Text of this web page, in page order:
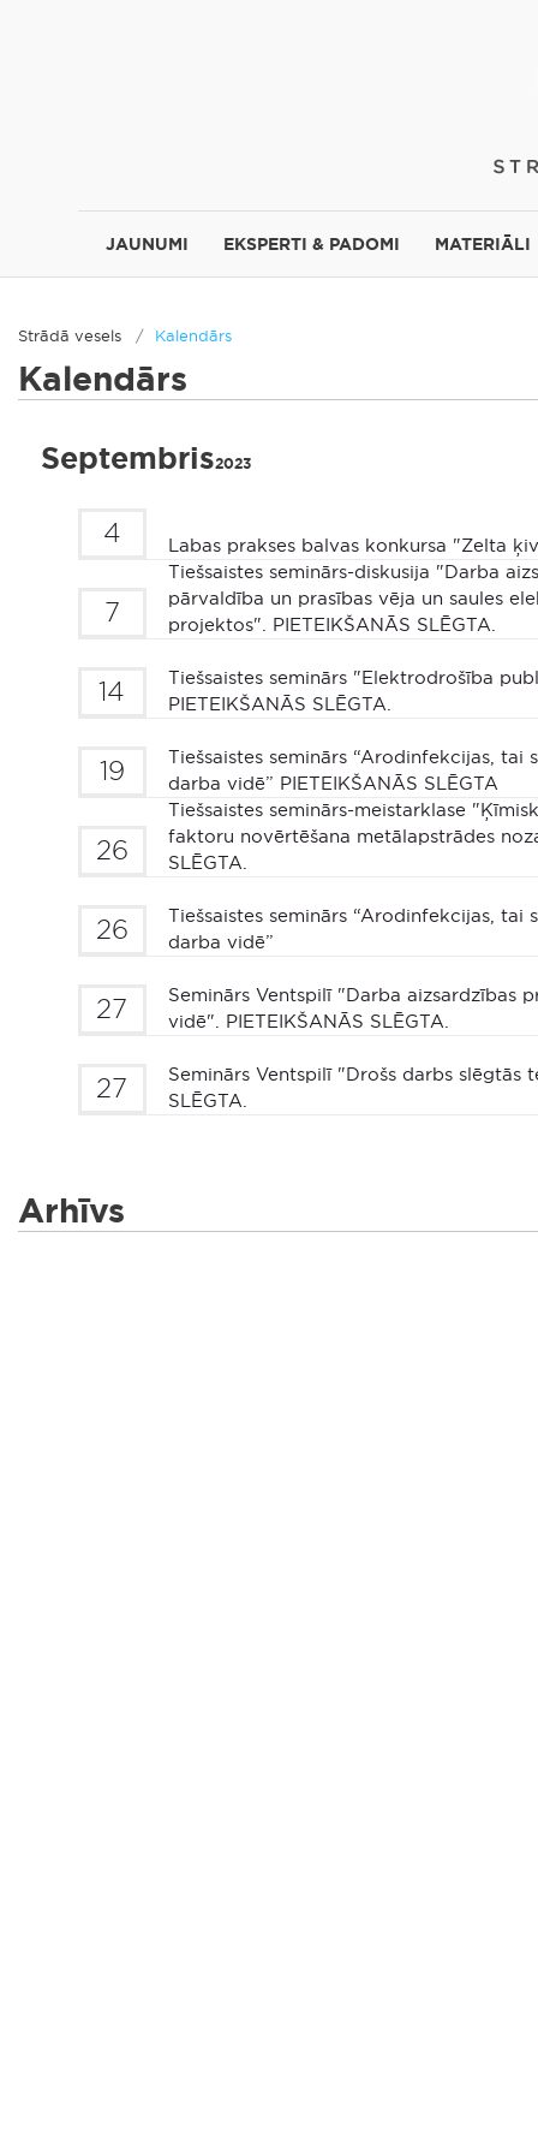
JAUNUMI EKSPERTI & PADOMI MATERIĀLI
Strādā vesels Kalendārs
Kalendārs
Septembris2023
4 Labas prakses balvas konkursa "Zelta
7
Tiešsaistes seminārs-diskusija "Darba
pārvaldība un prasības vēja un saules
projektos". PIETEIKŠANĀS SLĒGTA.
14
Tiešsaistes seminārs "Elektrodrošība
PIETEIKŠANĀS SLĒGTA.
19
Tiešsaistes seminārs “Arodinfekcijas, tai
darba vidē” PIETEIKŠANĀS SLĒGTA
26
Tiešsaistes seminārs-meistarklase
faktoru novērtēšana metālapstrādes
SLĒGTA.
26
Tiešsaistes seminārs “Arodinfekcijas, tai
darba vidē”
27
Seminārs Ventspilī "Darba aizsardzības
vidē". PIETEIKŠANĀS SLĒGTA.
27
Seminārs Ventspilī "Drošs darbs slēgtās
SLĒGTA.
Arhīvs